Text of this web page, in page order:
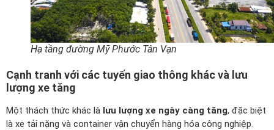
Hạ tầng đường Mỹ Phước Tân Vạn
Cạnh tranh với các tuyến giao thông khác và lưu
lượng xe tăng
Một thách thức khác là lưu lượng xe ngày càng tăng, đặc biệt
là xe tải nặng và container vận chuyển hàng hóa công nghiệp.